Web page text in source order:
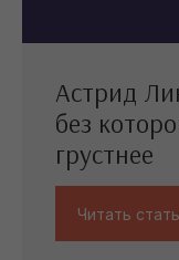
Астрид
без
грустнее
Читать